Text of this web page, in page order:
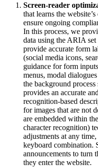
Screen-reader
that learns the
ensure ongoing
In this process, we
data using the ARIA
provide accurate form
(social media icons,
guidance for form
menus, modal
the background process
provides an accurate
recognition-based
for images that are not
are embedded within
character recognition)
adjustments at any
keyboard combination.
announcements to turn
they enter the website.